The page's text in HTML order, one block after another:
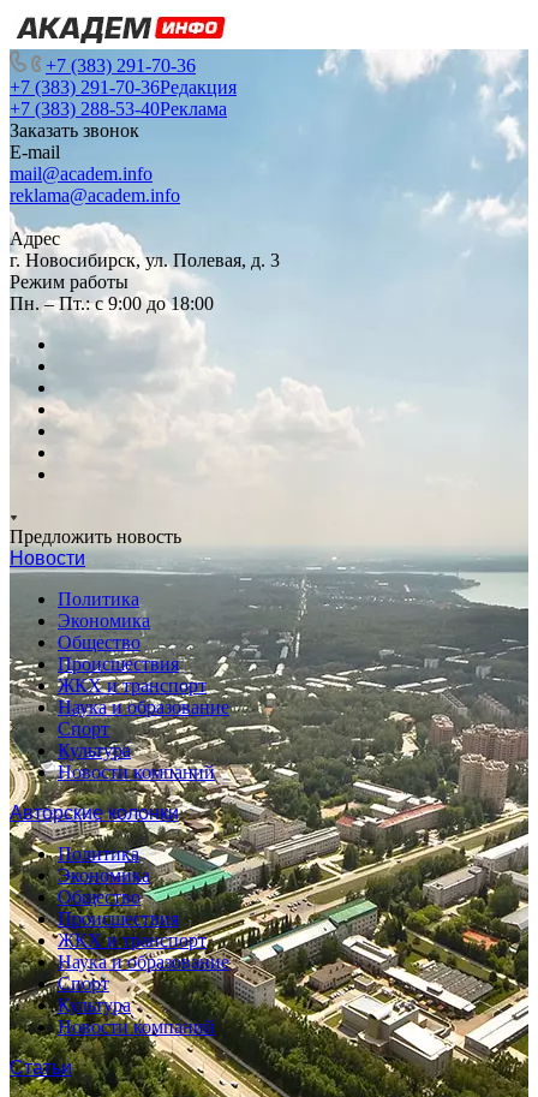
+7 (383) 291-70-36
+7 (383) 291-70-36Редакция
+7 (383) 288-53-40Реклама
Заказать звонок
E-mail
mail@academ.info
reklama@academ.info
Адрес
г. Новосибирск, ул. Полевая, д. 3
Режим работы
Пн. – Пт.: с 9:00 до 18:00
Предложить новость
Новости
Политика
Экономика
Общество
Происшествия
ЖКХ и транспорт
Наука и образование
Спорт
Культура
Новости компаний
Авторские колонки
Политика
Экономика
Общество
Происшествия
ЖКХ и транспорт
Наука и образование
Спорт
Культура
Новости компаний
Статьи